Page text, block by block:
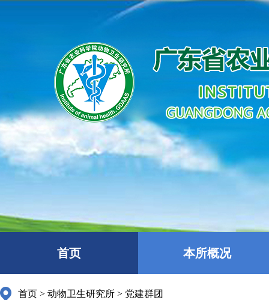
首页 本所概况
首页 > 动物卫生研究所 > 党建群团